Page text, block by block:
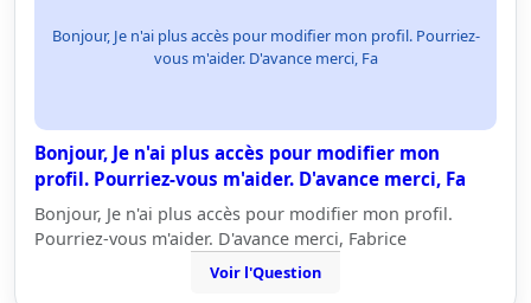
Bonjour, Je n'ai plus accès pour modifier mon profil. Pourriez-
vous m'aider. D'avance merci, Fa
Bonjour, Je n'ai plus accès pour modifier mon
profil. Pourriez-vous m'aider. D'avance merci, Fa
Bonjour, Je n'ai plus accès pour modifier mon profil.
Pourriez-vous m'aider. D'avance merci, Fabrice
Voir l'Question